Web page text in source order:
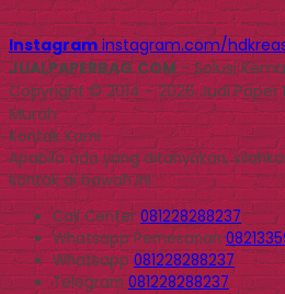
Instagram instagram.com/
JUALPAPERBAG.COM- Solusi
Copyright © 2014 - 2026 Jual
Murah
Kontak Kami
Apabila ada yang ditanyakan,
kontak di bawah ini.
Call Center081228288237
WhatsappPemesanan
Whatsapp081228288237
Telegram081228288237